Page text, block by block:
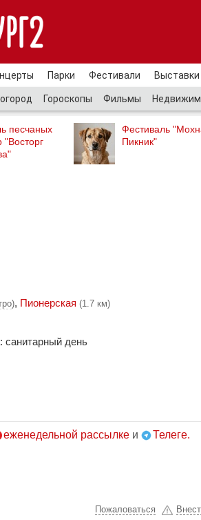
Парки Фестивали Выставки
Гороскопы Фильмы
песчаных
"Восторг
Фестиваль
Пикник"
), Пионерская (1.7 км)
санитарный день
еженедельной рассылке и Телеге.
Пожаловаться